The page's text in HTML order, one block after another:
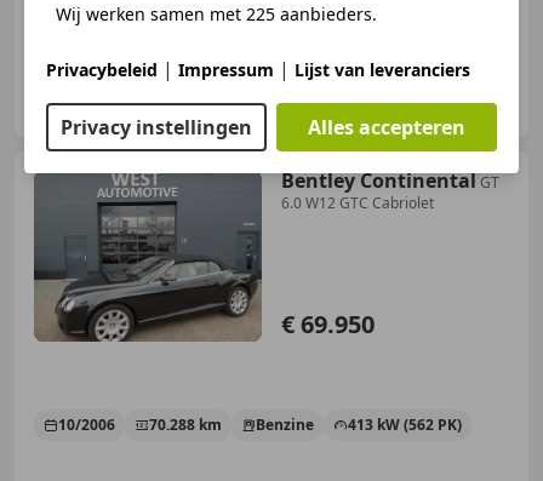
HooG Selections B.V.
NL-2222 AH KATWIJK ZH
Bentley ContinentalGT
6.0 W12 GTC Cabriolet
€ 69.950
10/2006 70.288 km Benzine 413 kW (562 PK)
Wij werken samen met 225 aanbieders.
Privacybeleid | Impressum | Lijst van leveranciers
Privacy instellingen Alles accepteren